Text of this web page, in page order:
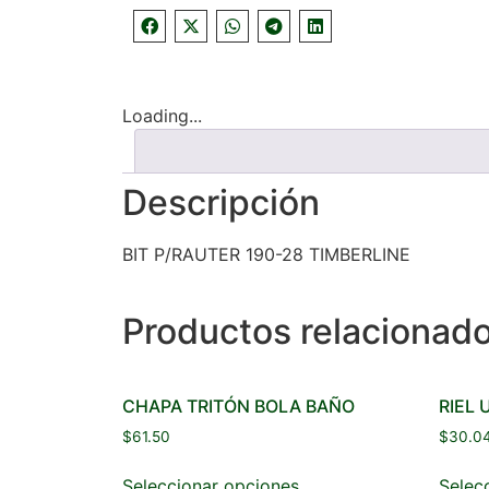
Loading...
Descripción
BIT P/RAUTER 190-28 TIMBERLINE
Productos
CHAPA TRITÓN BOLA BAÑO
$61.50
RIEL
$